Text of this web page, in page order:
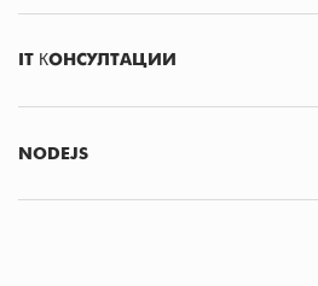
IT КОНСУЛТАЦИИ
NODEJS